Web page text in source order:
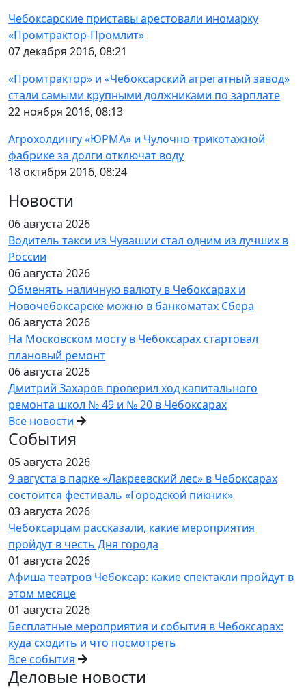
Чебоксарские приставы арестовали иномарку
«Промтрактор-Промлит»
07 декабря 2016, 08:21
«Промтрактор» и «Чебоксарский агрегатный завод»
стали самыми крупными должниками по зарплате
22 ноября 2016, 08:13
Агрохолдингу «ЮРМА» и Чулочно-трикотажной
фабрике за долги отключат воду
18 октября 2016, 08:24
Новости
06 августа 2026
Водитель такси из Чувашии стал одним из лучших в
России
06 августа 2026
Обменять наличную валюту в Чебоксарах и
Новочебоксарске можно в банкоматах Сбера
06 августа 2026
На Московском мосту в Чебоксарах стартовал
плановый ремонт
06 августа 2026
Дмитрий Захаров проверил ход капитального
ремонта школ № 49 и № 20 в Чебоксарах
Все новости
События
05 августа 2026
9 августа в парке «Лакреевский лес» в Чебоксарах
состоится фестиваль «Городской пикник»
03 августа 2026
Чебоксарцам рассказали, какие мероприятия
пройдут в честь Дня города
01 августа 2026
Афиша театров Чебоксар: какие спектакли пройдут в
этом месяце
01 августа 2026
Бесплатные мероприятия и события в Чебоксарах:
куда сходить и что посмотреть
Все события
Деловые новости